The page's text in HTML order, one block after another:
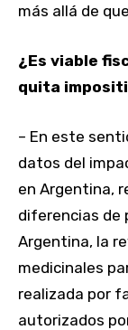
más allá de
¿Es viable
quita
– En este
datos del
en Argentina,
diferencias de
Argentina, la
medicinales
realizada por
autorizados